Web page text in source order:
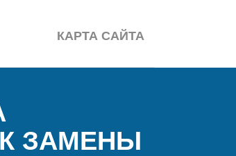
КАРТА САЙТА
ЗАМЕНЫ